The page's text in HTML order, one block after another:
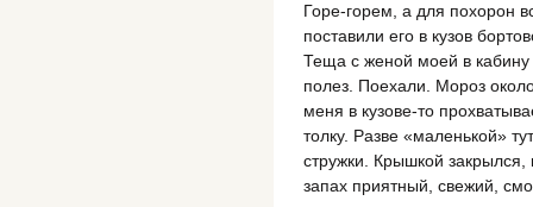
Горе-горем, а для похорон
поставили его в кузов
Теща с женой моей в
полез. Поехали. Мороз
меня в кузове-то
толку. Разве «маленькой»
стружки. Крышкой
запах приятный, свежий,